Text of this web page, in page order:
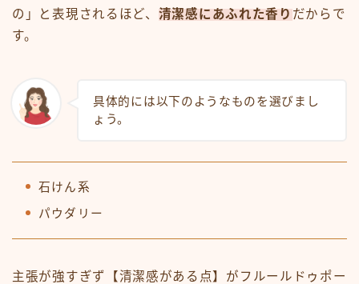
の」と表現されるほど、 清潔感にあふれた香り だからで
す。
具体的には以下のようなものを選びまし
ょう。
石けん系
パウダリー
主張が強すぎず【清潔感がある点】がフルールドゥポー